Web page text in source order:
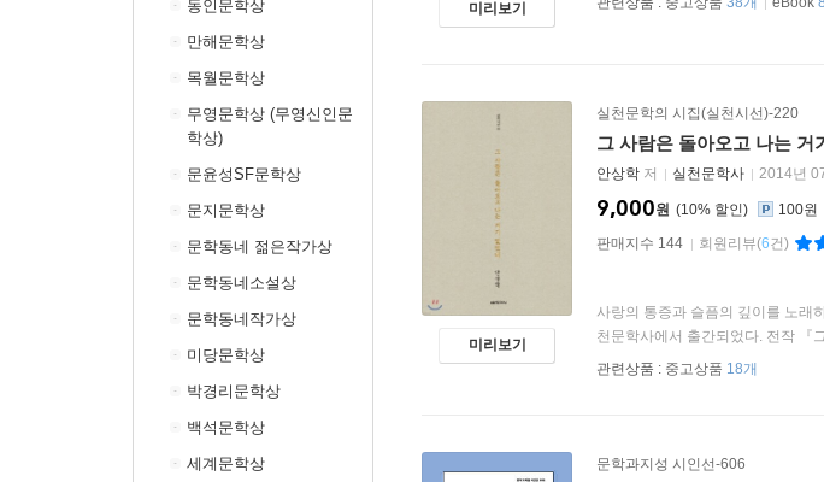
동인문학상
만해문학상
목월문학상
무영문학상 (무영신인문
학상)
문윤성SF문학상
문지문학상
문학동네 젊은작가상
문학동네소설상
문학동네작가상
미당문학상
박경리문학상
백석문학상
세계문학상
미리보기
미리보기
실천문학의 시집(실천시선)-220
그 사람은 돌아오고 나는 거
안상학 저 실천문학사 2014년
10%
9,000원
100원
판매지수 144
회원리뷰(6건)
사랑의 통증과 슬픔의 깊이를 노래
천문학사에서 출간되었다. 전작 『
관련상품 : 중고상품 18개
문학과지성 시인선-606